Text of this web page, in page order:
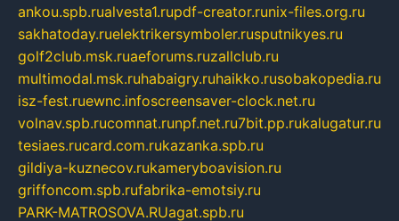
ankou.spb.rualvesta1.rupdf-creator.runix-files.org.ru
sakhatoday.ruelektrikersymboler.rusputnikyes.ru
golf2club.msk.ruaeforums.ruzallclub.ru
multimodal.msk.ruhabaigry.ruhaikko.rusobakopedia.ru
isz-fest.ruewnc.infoscreensaver-clock.net.ru
volnav.spb.rucomnat.runpf.net.ru7bit.pp.rukalugatur.ru
tesiaes.rucard.com.rukazanka.spb.ru
gildiya-kuznecov.rukameryboavision.ru
griffoncom.spb.rufabrika-emotsiy.ru
PARK-MATROSOVA.RUagat.spb.ru